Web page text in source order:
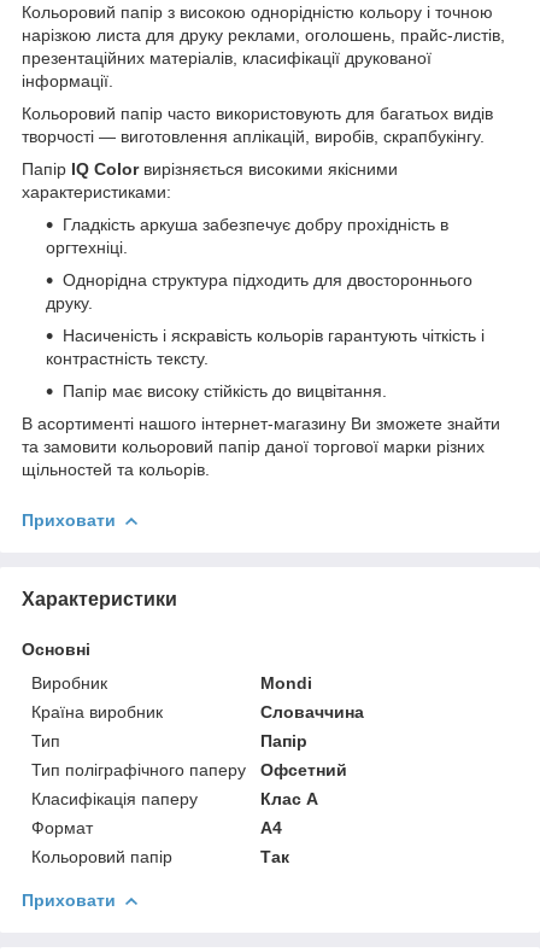
Кольоровий папір з високою однорідністю кольору і точною
нарізкою листа для друку реклами, оголошень, прайс-листів,
презентаційних матеріалів, класифікації друкованої
інформації.
Кольоровий папір часто використовують для багатьох видів
творчості — виготовлення аплікацій, виробів, скрапбукінгу.
Папір IQ Color вирізняється високими якісними
характеристиками:
Гладкість аркуша забезпечує добру прохідність в
оргтехніці.
Однорідна структура підходить для двостороннього
друку.
Насиченість і яскравість кольорів гарантують чіткість і
контрастність тексту.
Папір має високу стійкість до вицвітання.
В асортименті нашого інтернет-магазину Ви зможете знайти
та замовити кольоровий папір даної торгової марки різних
щільностей та кольорів.
Приховати
Характеристики
Основні
Виробник
Mondi
Країна виробник
Словаччина
Тип
Папір
Тип поліграфічного паперу
Офсетний
Класифікація паперу
Клас А
Формат
A4
Кольоровий папір
Так
Приховати